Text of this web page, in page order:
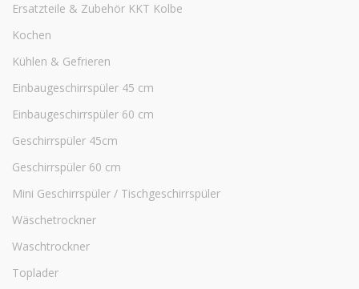
Ersatzteile & Zubehör KKT Kolbe
Kochen
Kühlen & Gefrieren
Einbaugeschirrspüler 45 cm
Einbaugeschirrspüler 60 cm
Geschirrspüler 45cm
Geschirrspüler 60 cm
Mini Geschirrspüler / Tischgeschirrspüler
Wäschetrockner
Waschtrockner
Toplader